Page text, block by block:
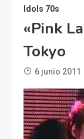
Idols 70s
«Pink
Tokyo
6 junio 2011